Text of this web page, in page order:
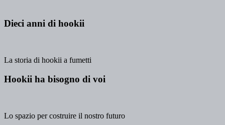
Dieci anni di hookii
La storia di hookii a fumetti
Hookii ha bisogno di voi
Lo spazio per costruire il nostro futuro